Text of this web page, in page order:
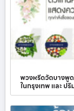
พวงหรีดวัดบางพู
ในกรุงเทพ และ ป